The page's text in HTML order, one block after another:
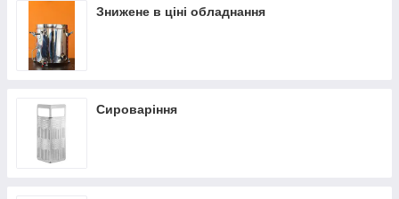
Знижене в ціні обладнання
Сироваріння